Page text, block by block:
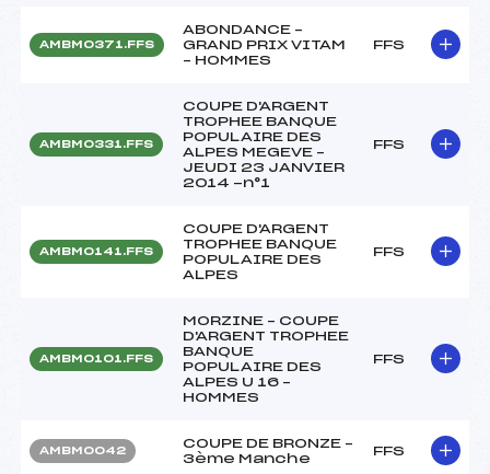
AMBM0371.FFS
ABONDANCE –
GRAND PRIX VITAM
– HOMMES
FFS
AMBM0331.FFS
COUPE D'ARGENT
TROPHEE BANQUE
POPULAIRE DES
ALPES MEGEVE –
JEUDI 23 JANVIER
2014 -n°1
FFS
AMBM0141.FFS
COUPE D'ARGENT
TROPHEE BANQUE
POPULAIRE DES
ALPES
FFS
AMBM0101.FFS
MORZINE – COUPE
D'ARGENT TROPHEE
BANQUE
POPULAIRE DES
ALPES U 16 –
HOMMES
FFS
AMBM0042
COUPE DE BRONZE –
3ème Manche
FFS